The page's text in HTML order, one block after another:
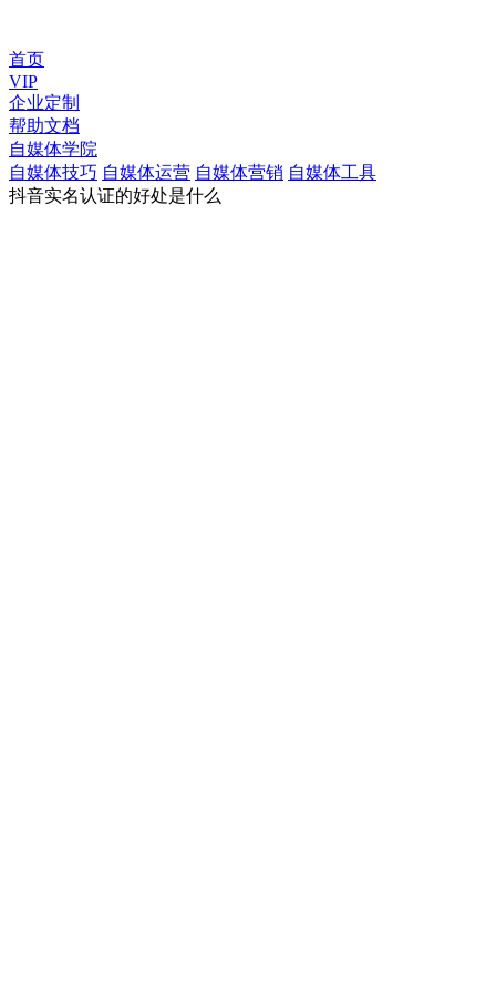
首页
VIP
企业定制
帮助文档
自媒体学院
自媒体技巧 自媒体运营 自媒体营销 自媒体工具
抖音实名认证的好处是什么